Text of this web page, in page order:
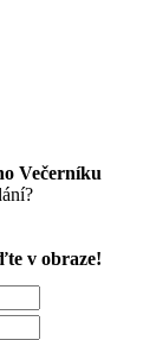
Večerníku
v obraze!